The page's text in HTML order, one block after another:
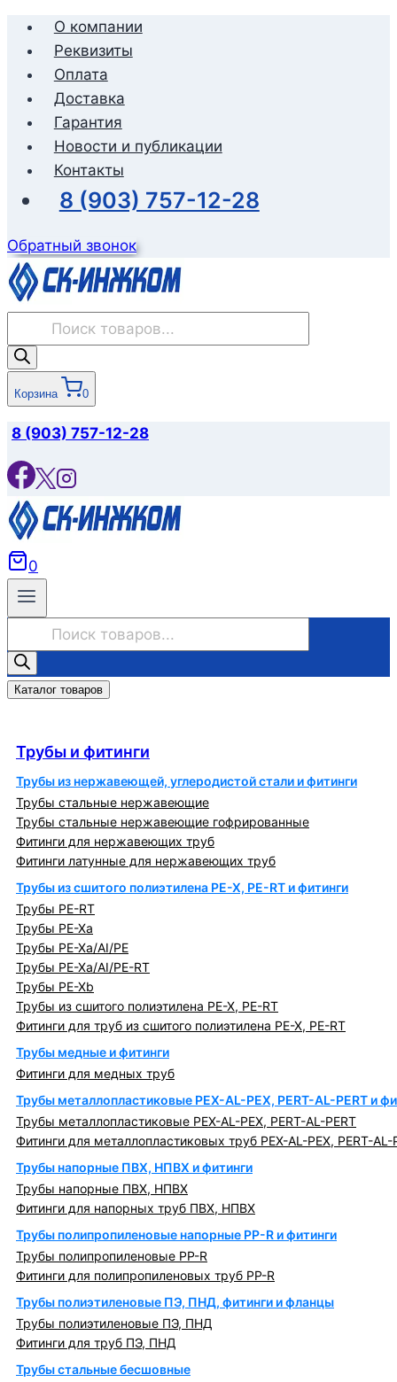
Перейти
содержимому
О компании
Реквизиты
Оплата
Доставка
Гарантия
Новости и публикации
Контакты
8 (903) 757-12-28
Обратный звонок
товаров
Корзина 0
8 (903) 757-12-28
0
товаров
Каталог товаров
Трубы и фитинги
Трубы из нержавеющей, углеродистой стали и фитинги
Трубы стальные нержавеющие
Трубы стальные нержавеющие гофрированные
Фитинги для нержавеющих труб
Фитинги латунные для нержавеющих труб
Трубы из сшитого полиэтилена PE-X, PE-RT и фитинги
Трубы PE-RT
Трубы PE-Xa
Трубы PE-Xa/AI/PE
Трубы PE-Xa/AI/PE-RT
Трубы PE-Xb
Трубы из сшитого полиэтилена PE-X, PE-RT
Фитинги для труб из сшитого полиэтилена PE-X, PE-RT
Трубы медные и фитинги
Фитинги для медных труб
Трубы металлопластиковые PEX-AL-PEX, PERT-AL-PERT и
Трубы металлопластиковые PEX-AL-PEX, PERT-AL-PERT
Фитинги для металлопластиковых труб PEX-AL-PEX, PERT-AL-
Трубы напорные ПВХ, НПВХ и фитинги
Трубы напорные ПВХ, НПВХ
Фитинги для напорных труб ПВХ, НПВХ
Трубы полипропиленовые напорные PP-R и фитинги
Трубы полипропиленовые PP-R
Фитинги для полипропиленовых труб PP-R
Трубы полиэтиленовые ПЭ, ПНД, фитинги и фланцы
Трубы полиэтиленовые ПЭ, ПНД
Фитинги для труб ПЭ, ПНД
Трубы стальные бесшовные